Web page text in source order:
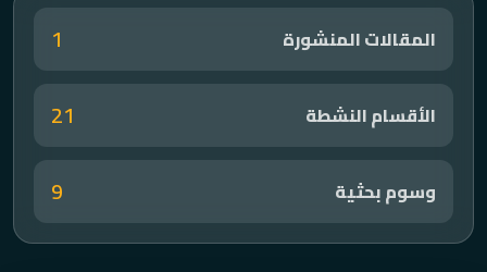
المقالات المنشورة 1
الأقسام النشطة 21
وسوم بحثية 9